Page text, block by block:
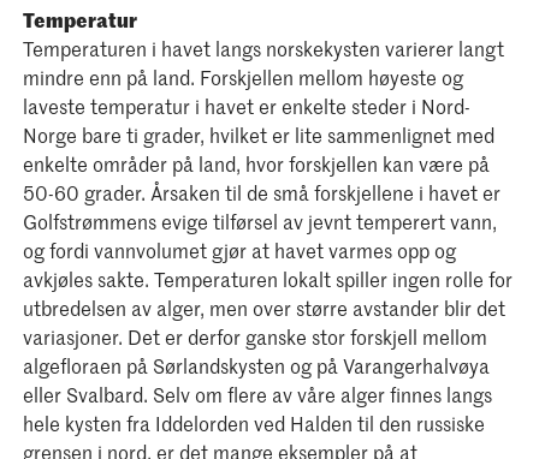
Temperatur
Temperaturen i havet langs norskekysten varierer langt
mindre enn på land. Forskjellen mellom høyeste og
laveste temperatur i havet er enkelte steder i Nord-
Norge bare ti grader, hvilket er lite sammenlignet med
enkelte områder på land, hvor forskjellen kan være på
50-60 grader. Årsaken til de små forskjellene i havet er
Golfstrømmens evige tilførsel av jevnt temperert vann,
og fordi vannvolumet gjør at havet varmes opp og
avkjøles sakte. Temperaturen lokalt spiller ingen rolle for
utbredelsen av alger, men over større avstander blir det
variasjoner. Det er derfor ganske stor forskjell mellom
algefloraen på Sørlandskysten og på Varangerhalvøya
eller Svalbard. Selv om flere av våre alger finnes langs
hele kysten fra Iddelorden ved Halden til den russiske
grensen i nord, er det mange eksempler på at